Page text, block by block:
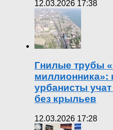
12.03.2026 17:38
Гнилые трубы
миллионника»:
урбанисты
без крыльев
12.03.2026 17:28